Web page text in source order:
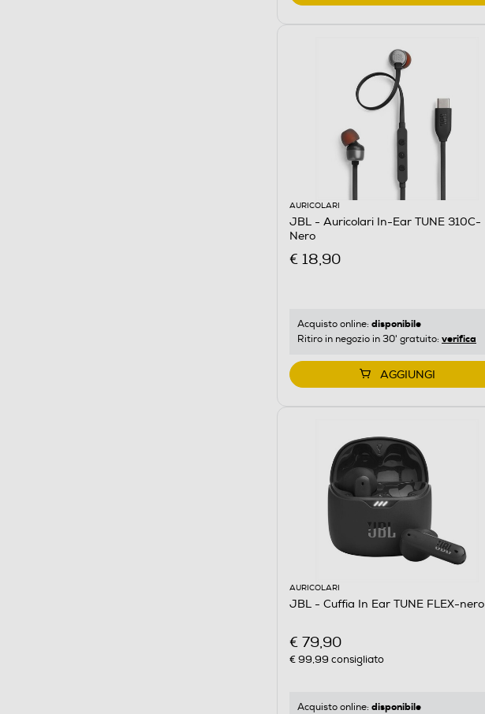
AURICOLARI
JBL - Auricolari In-Ear TUNE 310C-
Nero
€ 18,90
Acquisto online: disponibile
Ritiro in negozio in 30' gratuito: verifica
AGGIUNGI
AURICOLARI
JBL - Cuffia In Ear TUNE FLEX-nero
€ 79,90
€ 99,99 consigliato
Acquisto online: disponibile